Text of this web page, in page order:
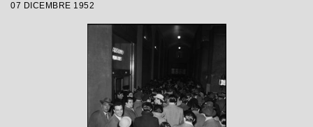
di Carl Ebert
07 DICEMBRE 1952